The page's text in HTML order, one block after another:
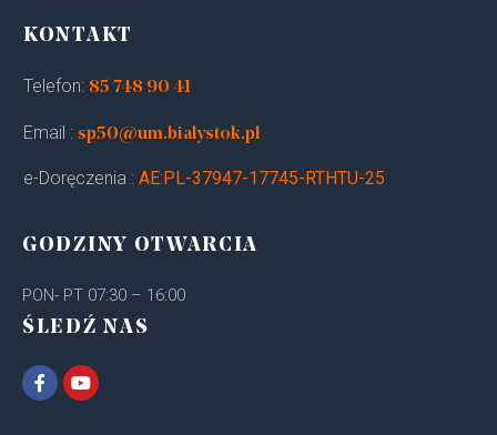
KONTAKT
Telefon: 85 748 90 41
Email : sp50@um.bialystok.pl
e-Doręczenia : AE:PL-37947-17745-RTHTU-25
GODZINY OTWARCIA
PON- PT 07:30 – 16:00
ŚLEDŹ NAS